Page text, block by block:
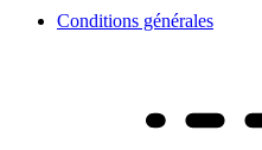
Conditions générales